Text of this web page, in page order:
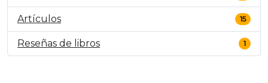
Artículos 15
Reseñas de libros 1